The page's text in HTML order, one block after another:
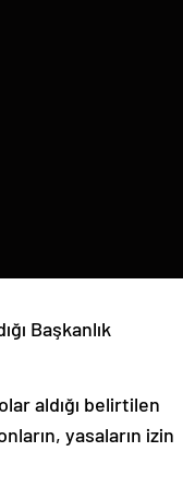
Başkanlık
aldığı belirtilen
yasaların izin